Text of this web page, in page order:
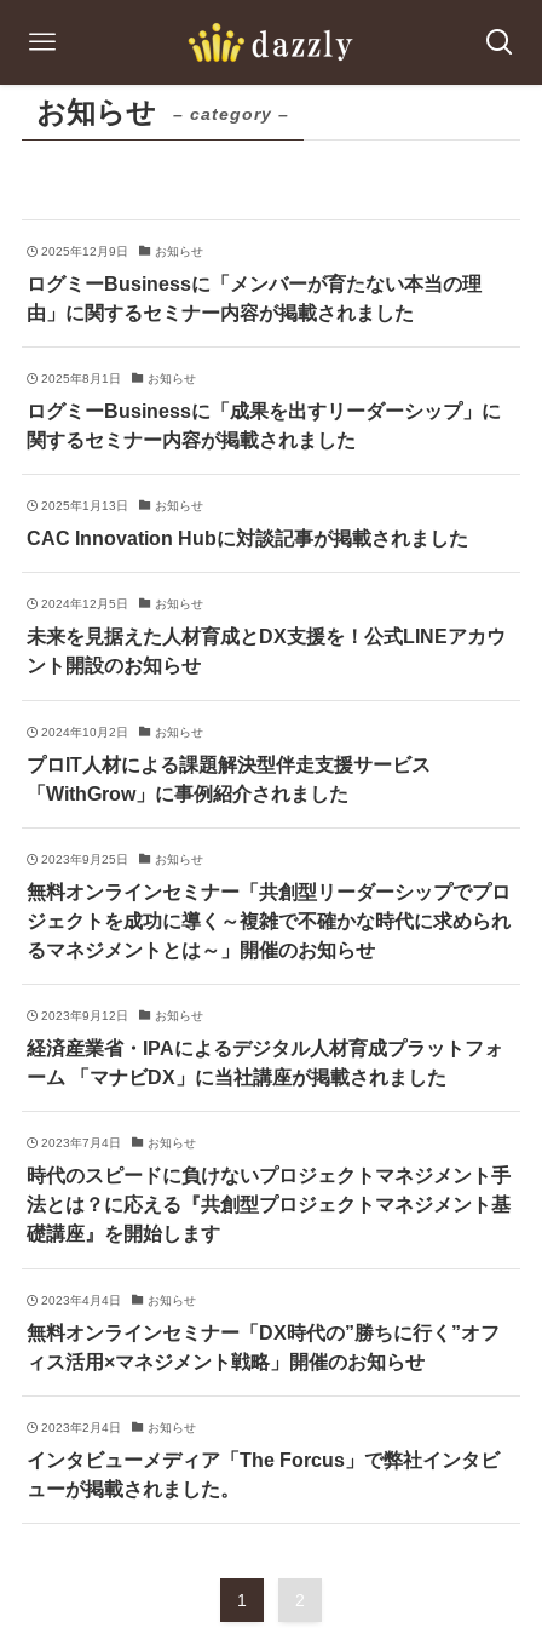
お知らせ – category –
2025年12月9日 お知らせ
ログミーBusinessに「メンバーが育たない本当の理
由」に関するセミナー内容が掲載されました
2025年8月1日 お知らせ
ログミーBusinessに「成果を出すリーダーシップ」に
関するセミナー内容が掲載されました
2025年1月13日 お知らせ
CAC Innovation Hubに対談記事が掲載されました
2024年12月5日 お知らせ
未来を見据えた人材育成とDX支援を！公式LINEアカウ
ント開設のお知らせ
2024年10月2日 お知らせ
プロIT人材による課題解決型伴走支援サービス
「WithGrow」に事例紹介されました
2023年9月25日 お知らせ
無料オンラインセミナー「共創型リーダーシップでプロ
ジェクトを成功に導く～複雑で不確かな時代に求められ
るマネジメントとは～」開催のお知らせ
2023年9月12日 お知らせ
経済産業省・IPAによるデジタル人材育成プラットフォ
ーム 「マナビDX」に当社講座が掲載されました
2023年7月4日 お知らせ
時代のスピードに負けないプロジェクトマネジメント手
法とは？に応える『共創型プロジェクトマネジメント基
礎講座』を開始します
2023年4月4日 お知らせ
無料オンラインセミナー「DX時代の”勝ちに行く”オフ
ィス活用×マネジメント戦略」開催のお知らせ
2023年2月4日 お知らせ
インタビューメディア「The Forcus」で弊社インタビ
ューが掲載されました。
1 2